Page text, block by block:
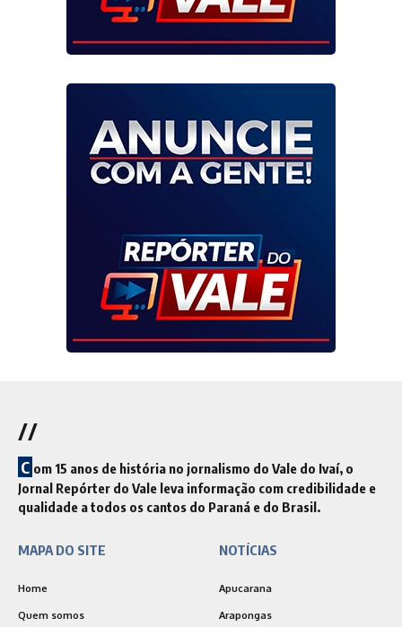
//
C om 15 anos de história no jornalismo do Vale do Ivaí, o
Jornal Repórter do Vale leva informação com credibilidade e
qualidade a todos os cantos do Paraná e do Brasil.
MAPA DO SITE
Home
Quem somos
NOTÍCIAS
Apucarana
Arapongas